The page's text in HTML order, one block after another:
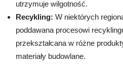
utrzymuje wilgotność.
Recykling: W niektórych
poddawana procesowi
przekształcana w różne
materiały budowlane.